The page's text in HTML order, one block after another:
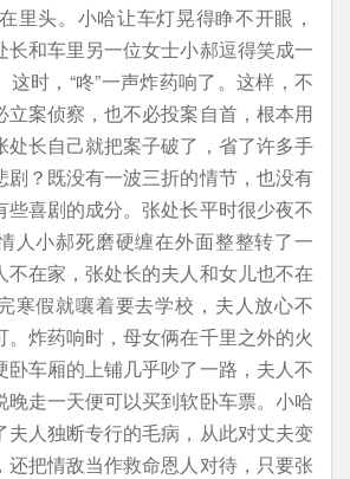
里头。小哈让车灯晃得睁不开眼，
长和车里另一位女士小郝逗得笑成一
这时，“咚”一声炸药响了。这样，不
立案侦察，也不必投案自首，根本用
处长自己就把案子破了，省了许多手
剧？既没有一波三折的情节，也没有
些喜剧的成分。张处长平时很少夜不
人小郝死磨硬缠在外面整整转了一
不在家，张处长的夫人和女儿也不在
寒假就嚷着要去学校，夫人放心不
。炸药响时，母女俩在千里之外的火
卧车厢的上铺几乎吵了一路，夫人不
晚走一天便可以买到软卧车票。小哈
夫人独断专行的毛病，从此对丈夫变
还把情敌当作救命恩人对待，只要张